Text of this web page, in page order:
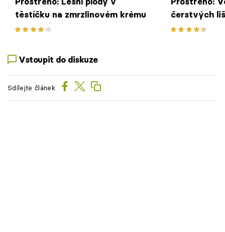
těstíčku na zmrzlinovém krému
čerstvých
Vstoupit do diskuze
Sdílejte článek